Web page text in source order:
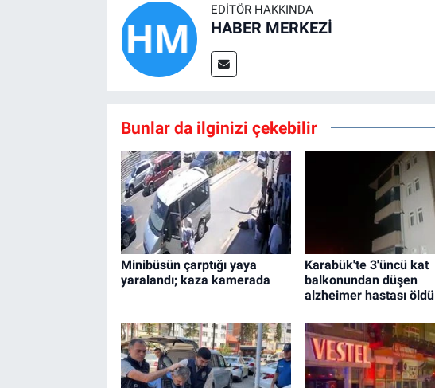
EDITÖR HAKKINDA
HABER MERKEZİ
Bunlar da ilginizi çekebilir
Minibüsün çarptığı yaya
yaralandı; kaza kamerada
Karabük'te 3'üncü kat
balkonundan düşen
alzheimer hastası öldü